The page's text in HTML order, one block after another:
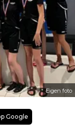
Eigen foto
Google